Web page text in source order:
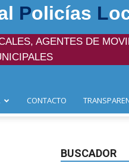
Policías L
AGENTES DE
CONTACTO
BUSCADOR